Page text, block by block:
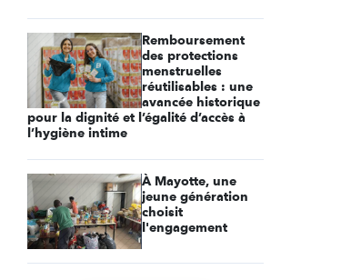
Remboursement
des protections
menstruelles
réutilisables : une
avancée historique
pour la dignité et l’égalité d’accès à
l’hygiène intime
À Mayotte, une
jeune génération
choisit
l'engagement